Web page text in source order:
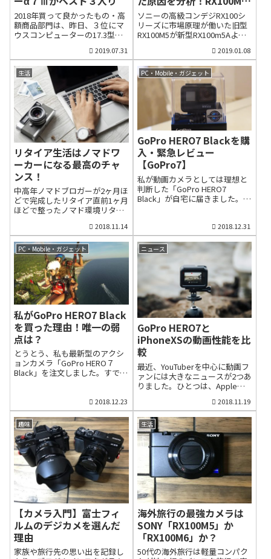
ません。仕事は体力的苦痛より
も精神的苦痛の方がつらいもの
です。いま雇われている会社の
給料が少なすぎて、別の会社で
もバイトしない限り生活できな
いという人でない限りは、２つ
の会社に雇用される生活は避け
たいというのが普通のサラリー
マンの感覚です。他人に雇用さ
れない仕事はネッ...
ぜOsmo Pocketは人気があるの
か？GoPro HERO7 Blackには全
く不満がない正直言って、
GoPro HERO7 Blackに不満はあ
㎝、重さ116gの超小型カメラ...
2018年買って良かったもの・高
額商品部門は、昨日、３位にマ
ウスコンピューターの17.3型ノ
Pro13インチモデルを第３位に
選考したことをお伝えしまし
た。本日も買って良かったもの
企画を続けたいと思います。と
いうわけで、買って良かったも
の第2位は、ソニーのフルサイズ
ミラーレスカメラα7Ⅲを選びま
した。買って良かった高額商
品・第2位はSONYの「α７Ⅲ」
ソニーのフルサイズミラーレス
カメラ・α7Ⅲは、比較的、穏や
かだったカメラ業界にフルサイ
ズミラーレスカメラの戦国時代
を生み出した記念すべきカメラ
であり、文句なしの第2位に選び
ました。このカメラの凄さは、
超高速で正確なオートフォーカ
基本性能もプロ機並みの内容で
ありながら、センサーサイズの
小さなASP-Cカメラと同水準
（22万3000円）の価格で発売さ
れたということです。このた
め、購...
2019.07.31
に迫る勢い【アタッチメ
ントグリップ】
ソニーの高級コンデジRX100シ
リーズに市場原理が働いた旧型
RX100M5が新型RX100m5Aより
の方々は、すでに気づいている
と思いますが、驚くような現象
が起きていました。以前、当ブ
ログで小型軽量ながら高性能な
カメラとして紹介したソニーの
高級コンデジRX100シリーズで
すが、旧型機種が新型機種より
も市場価格が高値になっていま
した。価格.comの最安値（12月
4日現在）を見ると、2年前発売
のRX100M5が9万9800円で、今
年７月に発売された
RX100M5A（8万2500円）より1
万円以上も高値で推移していま
す。私が所有しているのは高値
で推移している旧型RX100M5で
原因を調べてみました。スマホ
カメラ全盛でも生き残った高級
コンデジは現在も全機種生産こ
こ数年、スマートフォンの台頭
でコンパクトデジタルカメラ...
2019.01.08
生活
リタイア生活はノマドワ
ーカーになる最高のチャ
ンス！
中高年ノマドブロガーが2ヶ月ほ
どで完成したリタイア直前1ヶ月
ほどで整ったノマド環境リタイ
ず、どこでも執筆できるノマド
ブロガーに向け、準備を進めま
した。ノマドは遊牧民の意味で
すが、日本では、決まった職場
ではなく、公園やカフェ、レン
タルスペースなど自由な場所で
パソコンなどを利用して仕事す
るスタイルを指すようになりま
した。まずはブログの環境整備
から始めました。 WordPressの
登録 独自ドメインの取得 レンタ
ルサーバーの契約この3種の神器
は即座に済ませました。次は、
外出先でもネットがつながる環
境整備です。最近は無線LANを
完備したカフェが増ています
す。ですから、どこでもパソコ
ンがつながり、通信容量をさほ
ど気にせず、ブログの執筆やネ
ットサーフィン、ユーチューブ
など動画の視聴ができるように
モバイルWiFiを契約しまし...
2018.11.14
PC・Mobile・ガジェット
GoPro HERO7 Blackを購
入・緊急レビュー
【GoPro7】
私が動画カメラとしては理想と
判断した「GoPro HERO7
Black」が自宅に届きました。す
HERO７はどこまで進化したの
でしょうか？発売直後から評判
の高い「GoPro HERO7 Black」
ですが、その評判通りなのか、
緊急レビューしたいと思いま
す。1円でも安く「GoPro7 」を
買うための戦略的購入方法
「GoPro HERO7」を格安で購入
する裏技「GoPro HERO7
Black」を購入するにあたって、
最初に考えたのは少しでも安く
買いたいということです。私は
日用品や大きな買い物のほとん
どは楽天市場を利用していま
す。しかも、ポイントバックが
最大20倍以上にもなる「お買い
物マラソン」の期間中と決めて
います。お買い物マラソンは、
1000円以上購入したショップの
数がそのままポイント倍率にな
るシステムです。毎月実施さ
れ、最...
2018.12.31
PC・Mobile・ガジェット
私がGoPro HERO7 Black
を買った理由！唯一の弱
点は？
とうとう、私も最新型のアクシ
ョンカメラ「GoPro HERO７
Black」を注文しました。すでに
の進化は素晴らしく、結局、
GoPro7の魅力には勝てませんで
した。なぜGoPro7に手を出して
しまったのか？本当に良い買い
物だったのか？新型GoPro7の魅
力と弱点に迫りました。新型
「GoPro HERO7」はGoProの完
成形かもしれない海外旅行で大
活躍したGoPro６すでに、所有
しているアクションカメラ
「GoPro６」の魅力を数え上げ
たらきりがありません。ヨコ幅
約6センチ、高さ4.5センチ、重
さは110グラム余りの超小型軽
量でありながら、動画・写真と
もに高画質です。動画は長時間
撮影も可能で、４K60Pという高
2018.12.23
ニュース
GoPro HERO7と
iPhoneXSの動画性能を比
較
最近、YouTuberを中心に動画フ
ァンには大きなニュースが2つあ
りました。ひとつは、Appleが9
ン「iPhoneXS」。もうひとつ
は、同月27日に発売された小型
アクションカメラ「GoPro
HERO7 Black」の登場です。ど
ちらも、その性能の高さから完
成形と言っていい機種です。と
くに動画性能は大きく進化して
いて、どちらも携帯性に優れて
いることから、旅行や登山、ハ
イキングのお供に抜群の利便性
です。というわけで、私だった
ら、どちらを購入するのか？今
回は、動画性能を中心に比較し
てみました。スペック向上とい
う点ではGoPro7が上回ったスマ
ホの登場で大きなビデオカメラ
2018.11.19
趣味
【カメラ入門】富士フィ
ルムのデジカメを選んだ
理由
家族や旅行先の思い出を記録し
生活
海外旅行の最強カメラは
SONY「RX100M5」か
「RX100M6」か？
50代の海外旅行は軽量コンパク